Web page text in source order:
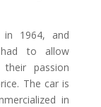
in 1964, and
to allow
passion
The car is
in